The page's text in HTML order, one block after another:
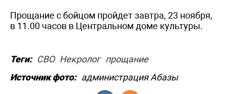
Прощание с бойцом пройдет завтра, 23 ноября,
в 11.00 часов в Центральном доме культуры.
Теги: СВО Некролог прощание
Источник фото: администрация Абазы